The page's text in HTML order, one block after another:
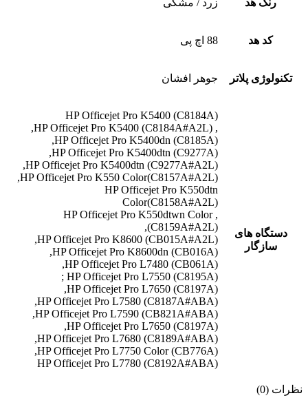
کد هد 88 اچ پی
تکنولوژی پلاتر جوهر افشان
دستگاه های
سازگار
HP Officejet Pro K5400 (C8184A)
, HP Officejet Pro K5400 (C8184A#A2L),
HP Officejet Pro K5400dn (C8185A),
HP Officejet Pro K5400dtn (C9277A),
HP Officejet Pro K5400dtn (C9277A#A2L),
HP Officejet Pro K550 Color(C8157A#A2L),
HP Officejet Pro K550dtn
Color(C8158A#A2L)
, HP Officejet Pro K550dtwn Color
(C8159A#A2L),
HP Officejet Pro K8600 (CB015A#A2L),
HP Officejet Pro K8600dn (CB016A),
HP Officejet Pro L7480 (CB061A),
HP Officejet Pro L7550 (C8195A) ;
HP Officejet Pro L7650 (C8197A),
HP Officejet Pro L7580 (C8187A#ABA),
HP Officejet Pro L7590 (CB821A#ABA),
HP Officejet Pro L7650 (C8197A),
HP Officejet Pro L7680 (C8189A#ABA),
HP Officejet Pro L7750 Color (CB776A),
HP Officejet Pro L7780 (C8192A#ABA)
نظرات (0)